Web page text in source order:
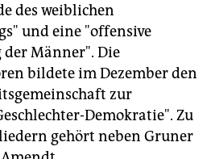
des weiblichen
und eine "offensive
Männer". Die
bildete im Dezember den
zur
Demokratie". Zu
gehört neben Gruner